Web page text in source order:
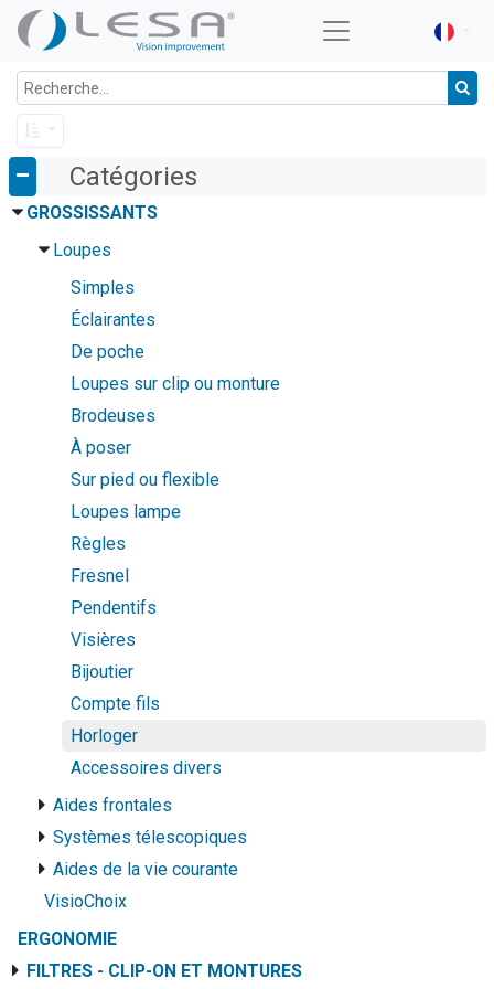
Catégories
GROSSISSANTS
Loupes
Simples
Éclairantes
De poche
Loupes sur clip ou monture
Brodeuses
À poser
Sur pied ou flexible
Loupes lampe
Règles
Fresnel
Pendentifs
Visières
Bijoutier
Compte fils
Horloger
Accessoires divers
Aides frontales
Systèmes télescopiques
Aides de la vie courante
VisioChoix
ERGONOMIE
FILTRES - CLIP-ON ET MONTURES